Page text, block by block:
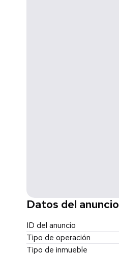
Datos del anuncio
ID del anuncio
Tipo de operación
Tipo de inmueble